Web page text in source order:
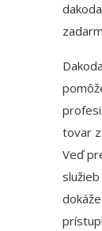
tovar
Veď